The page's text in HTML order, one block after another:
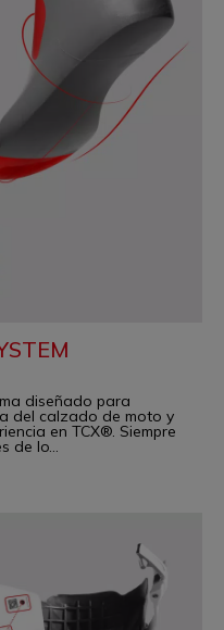
diseñado para
del calzado de moto y
en TCX®. Siempre
de lo...